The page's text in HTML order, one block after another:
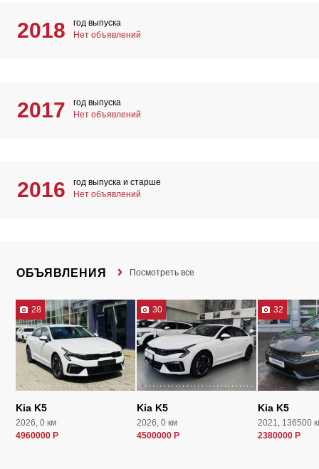
2018
год выпуска
Нет объявлений
2017
год выпуска
Нет объявлений
2016
год выпуска и старше
Нет объявлений
ОБЪЯВЛЕНИЯ Посмотреть все
28
Kia K5
2026, 0 км
4960000 Р
30
Kia K5
2026, 0 км
4500000 Р
32
Kia K5
2021, 136500
2380000 Р